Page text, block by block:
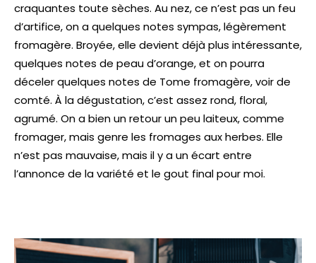
craquantes toute sèches. Au nez, ce n’est pas un feu
d’artifice, on a quelques notes sympas, légèrement
fromagère. Broyée, elle devient déjà plus intéressante,
quelques notes de peau d’orange, et on pourra
déceler quelques notes de Tome fromagère, voir de
comté. À la dégustation, c’est assez rond, floral,
agrumé. On a bien un retour un peu laiteux, comme
fromager, mais genre les fromages aux herbes. Elle
n’est pas mauvaise, mais il y a un écart entre
l’annonce de la variété et le gout final pour moi.